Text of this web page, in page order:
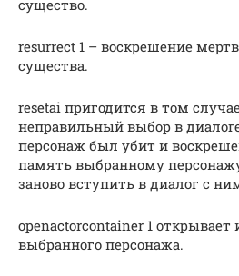
существо.
resurrect 1 – воскрешение
существа.
resetai пригодится в том
неправильный выбор в
персонаж был убит и
память выбранному
заново вступить в диалог с
openactorcontainer 1 открывает
выбранного персонажа.